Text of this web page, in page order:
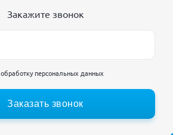
Закажите звонок
обработку персональных данных
Заказать звонок